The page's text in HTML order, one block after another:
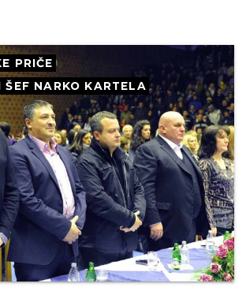
PRIČE
ŠEF NARKO KARTELA